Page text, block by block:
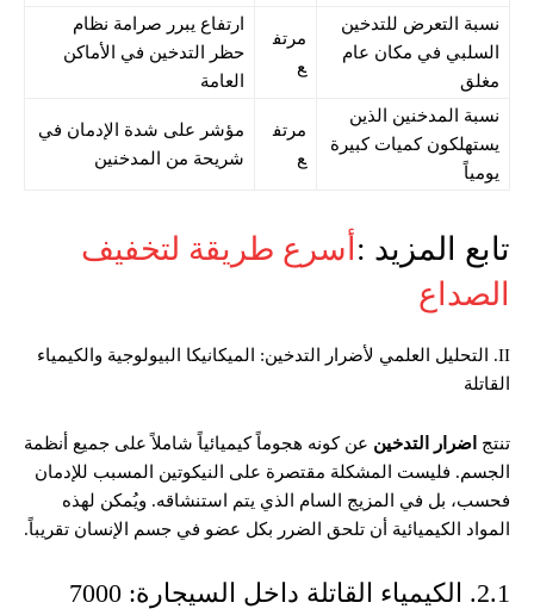
نسبة التعرض للتدخين
السلبي في مكان عام
مغلق
مرتف
ع
ارتفاع يبرر صرامة نظام
حظر التدخين في الأماكن
العامة
نسبة المدخنين الذين
يستهلكون كميات كبيرة
يومياً
مرتف
ع
مؤشر على شدة الإدمان في
شريحة من المدخنين
تابع المزيد : أسرع طريقة لتخفيف
الصداع
II. التحليل العلمي لأضرار التدخين: الميكانيكا البيولوجية والكيمياء
القاتلة
تنتج اضرار التدخين عن كونه هجوماً كيميائياً شاملاً على جميع أنظمة
الجسم. فليست المشكلة مقتصرة على النيكوتين المسبب للإدمان
فحسب، بل في المزيج السام الذي يتم استنشاقه. ويُمكن لهذه
المواد الكيميائية أن تلحق الضرر بكل عضو في جسم الإنسان تقريباً.
2.1. الكيمياء القاتلة داخل السيجارة: 7000